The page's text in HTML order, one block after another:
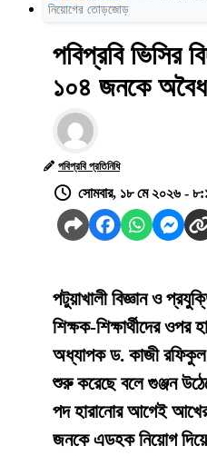
নিয়োগের তোড়জোড়
পবিপ্রবি ভিসির
১০৪ জনকে
পবিপ্রবি প্রতিনিধি
সোমবার, ১৮ মে ২০২৬ -
পটুয়াখালী বিজ্ঞান ও
শিক্ষক-শিক্ষার্থীদের ওপর
অধ্যাপক ড. কাজী রফিকুল
শুরু করেছে বলে গুঞ্জন
পদ হারানোর আগেই
জনকে এডহক নিয়োগ দিয়ে